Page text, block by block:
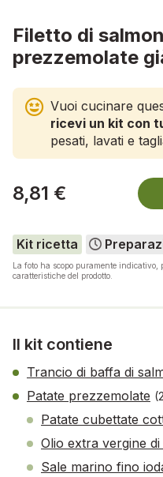
Filetto di
prezzemolate
Vuoi cucinare
ricevi un kit con
pesati, lavati e
8,81 €
Kit ricetta
La foto ha scopo puramente indicativo,
caratteristiche del prodotto.
Il kit contiene
Trancio di baffa di
Patate prezzemolate
Patate cubettate
Olio extra vergine
Sale marino fino